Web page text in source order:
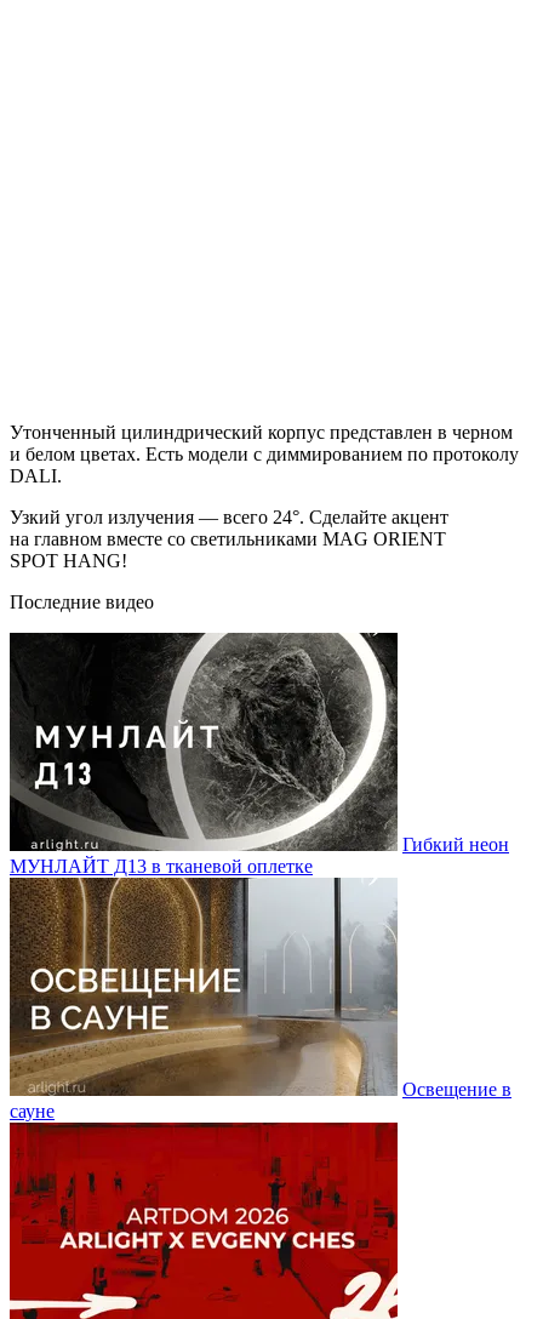
Утонченный цилиндрический корпус представлен в черном
и белом цветах. Есть модели с диммированием по протоколу
DALI.
Узкий угол излучения — всего 24°. Сделайте акцент
на главном вместе со светильниками MAG ORIENT
SPOT HANG!
Последние видео
Гибкий неон
МУНЛАЙТ Д13 в тканевой оплетке
Освещение в
сауне